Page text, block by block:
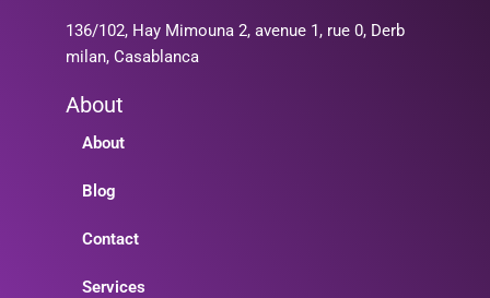
136/102, Hay Mimouna 2, avenue 1, rue 0, Derb
milan, Casablanca
About
About
Blog
Contact
Services